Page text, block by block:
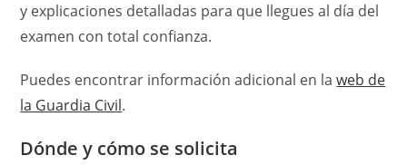
y explicaciones detalladas para que llegues al día del
examen con total confianza.
Puedes encontrar información adicional en laweb de
la Guardia Civil.
Dónde y cómo se solicita